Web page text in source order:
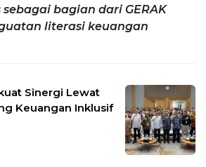
bagian dari GERAK
literasi keuangan
Sinergi Lewat
Keuangan Inklusif